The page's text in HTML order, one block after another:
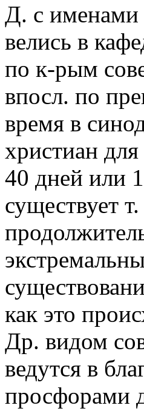
Д. с именами
велись в
по к-рым
впосл. по
время в
христиан
40 дней или
существует
как это
Др. видом
ведутся в
просфорами